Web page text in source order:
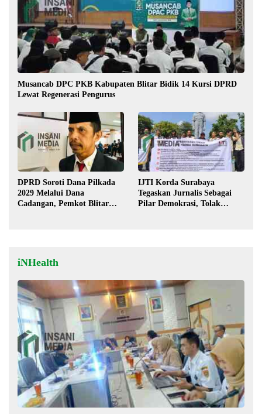
Musancab DPC PKB Kabupaten Blitar Bidik 14 Kursi DPRD
Lewat Regenerasi Pengurus
DPRD Soroti Dana Pilkada
2029 Melalui Dana
Cadangan, Pemkot Blitar
IJTI Korda Surabaya
Tegaskan Jurnalis Sebagai
Pilar Demokrasi, Tolak
iNHealth